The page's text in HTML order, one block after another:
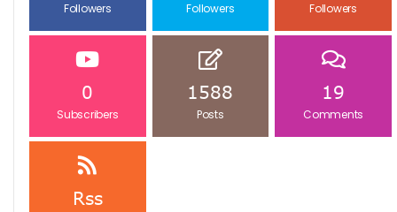
Followers Followers Followers
0
Subscribers
1588
Posts
19
Comments
Rss